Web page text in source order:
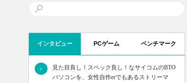
インタビュー PCゲーム ベンチマーク
›
見た目良し！スペック良し！なサイコムのBTO
パソコンを、女性自作erでもあるストリーマ